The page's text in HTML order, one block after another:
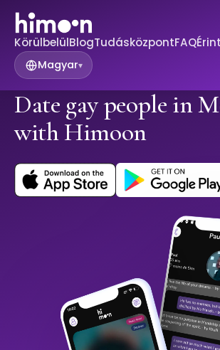
KörülbelülBlogTudásközpontFAQ
Magyar▾
Date gay people in
with Himoon